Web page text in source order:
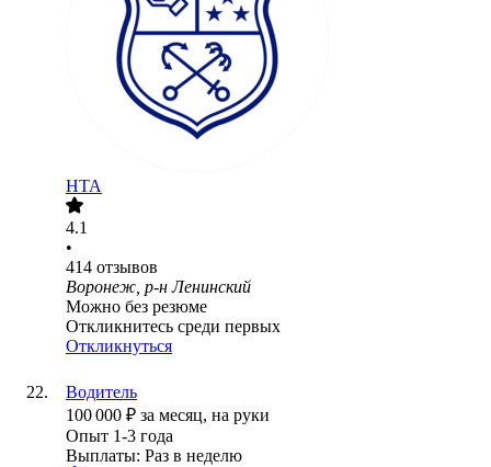
НТА
4.1
•
414 отзывов
Воронеж, р-н Ленинский
Можно без резюме
Откликнитесь среди первых
Откликнуться
Водитель
100 000 ₽ за месяц, на руки
Опыт 1-3 года
Выплаты: Раз в неделю